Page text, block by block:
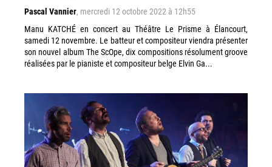
Pascal Vannier, mercredi 12 octobre 2022 à 12h55
Manu KATCHÉ en concert au Théâtre Le Prisme à Élancourt,
samedi 12 novembre. Le batteur et compositeur viendra présenter
son nouvel album The ScOpe, dix compositions résolument groove
réalisées par le pianiste et compositeur belge Elvin Ga...